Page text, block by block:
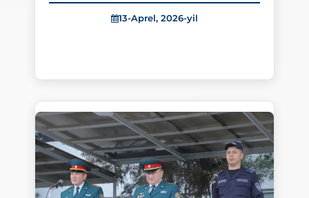
13-Aprel, 2026-yil
297